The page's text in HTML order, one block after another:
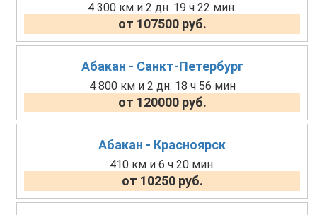
4 300 км и 2 дн. 19 ч 22 мин.
от 107500 руб.
Абакан - Санкт-Петербург
4 800 км и 2 дн. 18 ч 56 мин
от 120000 руб.
Абакан - Красноярск
410 км и 6 ч 20 мин.
от 10250 руб.